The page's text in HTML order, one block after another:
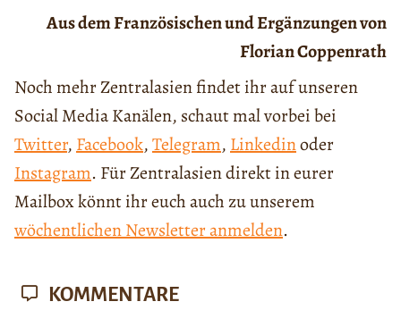
Aus dem Französischen und Ergänzungen von
Florian Coppenrath
Noch mehr Zentralasien findet ihr auf unseren
Social Media Kanälen, schaut mal vorbei bei
Twitter, Facebook,Telegram, Linkedinoder
Instagram. Für Zentralasien direkt in eurer
Mailbox könnt ihr euch auch zu unserem
wöchentlichen Newsletter anmelden.
KOMMENTARE